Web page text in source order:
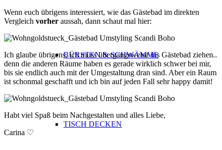
BÜRSTEN & SCHWÄMME
TISCH DECKEN
Wenn euch übrigens interessiert, wie das Gästebad im direkten
Vergleich vorher aussah, dann schaut mal hier:
Ich glaube übrigens, ich muss übergangsweise ins Gästebad ziehen..
denn die anderen Räume haben es gerade wirklich schwer bei mir,
bis sie endlich auch mit der Umgestaltung dran sind. Aber ein Raum
ist schonmal geschafft und ich bin auf jeden Fall sehr happy damit!
Habt viel Spaß beim Nachgestalten und alles Liebe,
Carina ♡